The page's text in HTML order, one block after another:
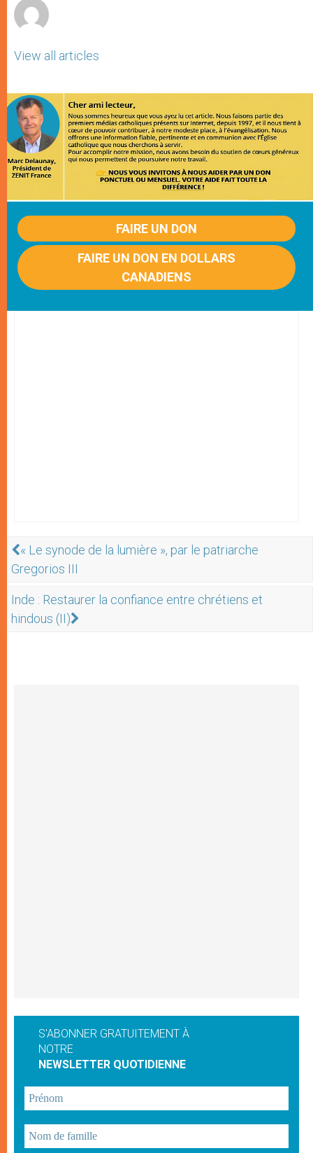
View all articles
FAIRE UN DON
FAIRE UN DON EN DOLLARS
CANADIENS
« Le synode de la lumière », par le patriarche
Gregorios III
Inde : Restaurer la confiance entre chrétiens et
hindous (II)
S'ABONNER GRATUITEMENT À
NOTRE
NEWSLETTER QUOTIDIENNE